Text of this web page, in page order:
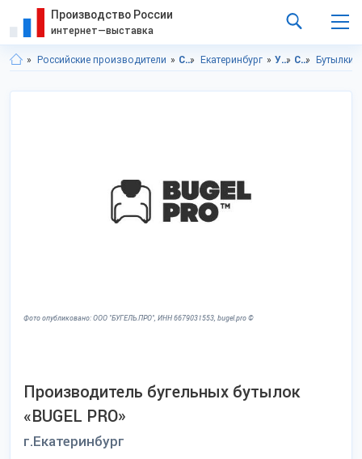
Производство России
интернет—выставка
Российские производители Свердловская область Екатеринбург Упаковка Стеклотара Бутылки
Фото опубликовано: ООО "БУГЕЛЬ.ПРО", ИНН 6679031553, bugel.pro ©
Производитель бугельных бутылок
«BUGEL PRO»
г.Екатеринбург